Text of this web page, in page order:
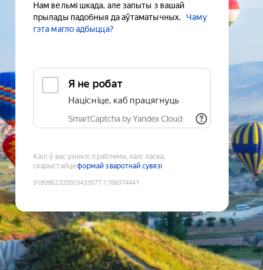
Нам вельмі шкада, але запыты з вашай
прылады падобныя да аўтаматычных.
Чаму
гэта магло адбыцца?
Я не робат
Націсніце, каб працягнуць
SmartCaptcha by Yandex Cloud
Калі ў вас узніклі праблемы, калі ласка,
скарыстайцеформай зваротнай сувязі
9180962320003433577:1786074441